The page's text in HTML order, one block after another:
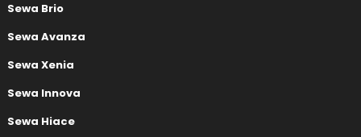
Sewa Brio
Sewa Avanza
Sewa Xenia
Sewa Innova
Sewa Hiace